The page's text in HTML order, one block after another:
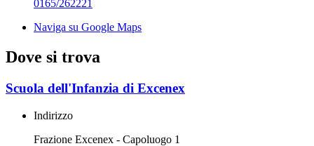
0165/262221
Naviga su Google Maps
Dove si trova
Scuola dell'Infanzia di Excenex
Indirizzo
Frazione Excenex - Capoluogo 1